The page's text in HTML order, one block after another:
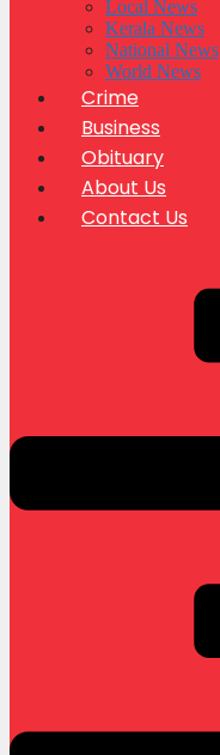
Local News
Kerala News
National News
World News
Crime
Business
Obituary
About Us
Contact Us